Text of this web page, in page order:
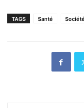
TAGS Santé Société